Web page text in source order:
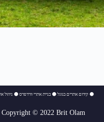
⚫ קידום אתרים בגוגל ⚫ בניית אתרי וורדפרס ⚫ ניהול
Copyright © 2022 Brit Olam